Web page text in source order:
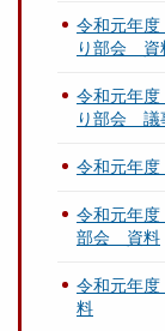
令和元年
り部会 資
令和元年
り部会 議
令和元年
令和元年
部会 資料
令和元年
料